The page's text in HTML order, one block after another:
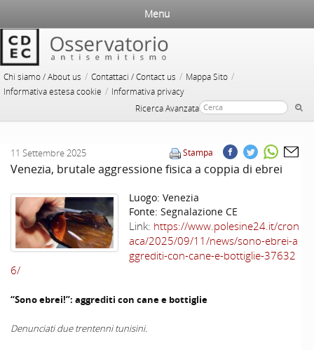
Chi siamo / About us / Contattaci / Contact us / Mappa Sito /
Informativa estesa cookie / Informativa privacy
Ricerca Avanzata
Menu
Stampa
11 Settembre 2025
Venezia, brutale aggressione fisica a coppia di ebrei
Luogo: Venezia
Fonte: Segnalazione CE
Link: https://www.polesine24.it/cron
aca/2025/09/11/news/sono-ebrei-a
ggrediti-con-cane-e-bottiglie-37632
6/
“Sono ebrei!”: aggrediti con cane e bottiglie
Denunciati due trentenni tunisini.